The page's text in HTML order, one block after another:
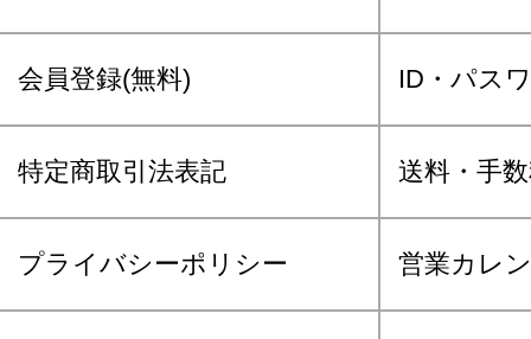
会員登録(無料) ID・パス
特定商取引法表記 送料・手
プライバシーポリシー 営業カレ